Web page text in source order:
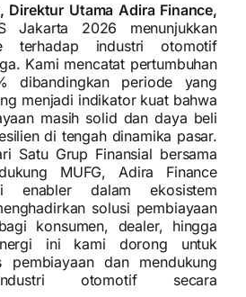
Direktur Utama Adira Finance,
Jakarta 2026 menunjukkan
terhadap industri otomotif
Kami mencatat pertumbuhan
dibandingkan periode yang
menjadi indikator kuat bahwa
masih solid dan daya beli
di tengah dinamika pasar.
Satu Grup Finansial bersama
MUFG, Adira Finance
enabler dalam ekosistem
solusi pembiayaan
konsumen, dealer, hingga
ini kami dorong untuk
pembiayaan dan mendukung
otomotif secara